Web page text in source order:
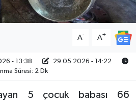
A- A+
- 13:38
29.05.2026 - 14:22
Süresi: 2 Dk
5 çocuk babası 66